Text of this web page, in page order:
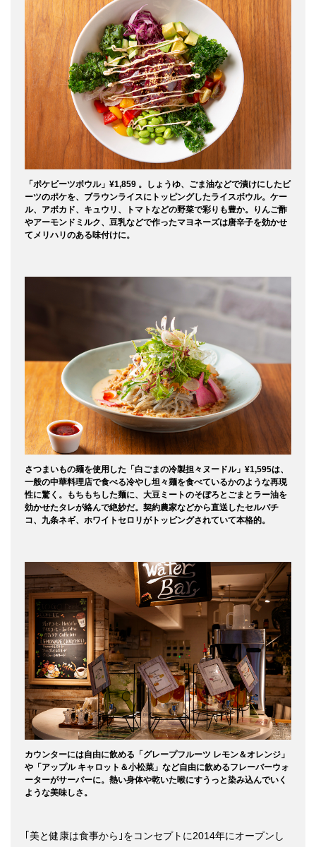
「ポケビーツボウル」¥1,859 。しょうゆ、ごま油などで漬けにしたビ
ーツのポケを、ブラウンライスにトッピングしたライスボウル。ケー
ル、アボカド、キュウリ、トマトなどの野菜で彩りも豊か。りんご酢
やアーモンドミルク、豆乳などで作ったマヨネーズは唐辛子を効かせ
てメリハリのある味付けに。
さつまいもの麺を使用した「白ごまの冷製担々ヌードル」¥1,595は、
一般の中華料理店で食べる冷やし坦々麺を食べているかのような再現
性に驚く。もちもちした麺に、大豆ミートのそぼろとごまとラー油を
効かせたタレが絡んで絶妙だ。契約農家などから直送したセルバチ
コ、九条ネギ、ホワイトセロリがトッピングされていて本格的。
カウンターには自由に飲める「グレープフルーツ レモン＆オレンジ」
や「アップル キャロット＆小松菜」など自由に飲めるフレーバーウォ
ーターがサーバーに。熱い身体や乾いた喉にすうっと染み込んでいく
ような美味しさ。
｢美と健康は食事から｣をコンセプトに2014年にオープンし